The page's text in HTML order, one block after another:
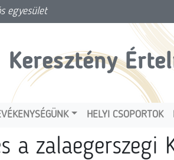
egyesület
Keresztény
HELYI CSOPORTOK
a zalaegerszegi